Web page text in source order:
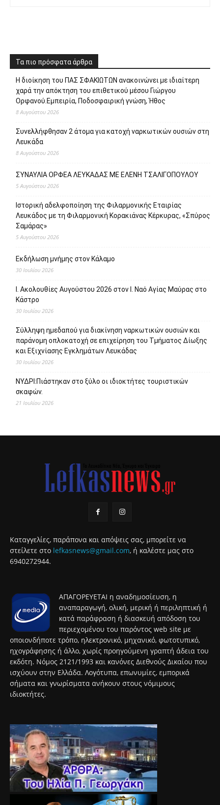
Τα πιο πρόσφατα άρθρα
Η διοίκηση του ΠΑΣ ΣΦΑΚΙΩΤΩΝ ανακοινώνει με ιδιαίτερη
χαρά την απόκτηση του επιθετικού μέσου Γιώργου
Ορφανού.Εμπειρία, Ποδοσφαιρική γνώση, Ήθος
8 Αυγούστου 2026
Συνελλήφθησαν 2 άτομα για κατοχή ναρκωτικών ουσιών στη
Λευκάδα
8 Αυγούστου 2026
ΣΥΝΑΥΛΙΑ ΟΡΦΕΑ ΛΕΥΚΑΔΑΣ ΜΕ ΕΛΕΝΗ ΤΣΑΛΙΓΟΠΟΥΛΟΥ
5 Αυγούστου 2026
Ιστορική αδελφοποίηση της Φιλαρμονικής Εταιρίας
Λευκάδος με τη Φιλαρμονική Κορακιάνας Κέρκυρας, «Σπύρος
Σαμάρας»
5 Αυγούστου 2026
Εκδήλωση μνήμης στον Κάλαμο
30 Ιουλίου 2026
Ι. Ακολουθίες Αυγούστου 2026 στον Ι. Ναό Αγίας Μαύρας στο
Κάστρο
30 Ιουλίου 2026
Σύλληψη ημεδαπού για διακίνηση ναρκωτικών ουσιών και
παράνομη οπλοκατοχή σε επιχείρηση του Τμήματος Δίωξης
και Εξιχνίασης Εγκλημάτων Λευκάδας
30 Ιουλίου 2026
ΝΥΔΡΙ:Πιάστηκαν στο ξύλο οι ιδιοκτήτες τουριστικών
σκαφών.
21 Ιουλίου 2026
Καταγγελίες, παράπονα και απόψεις σας, μπορείτε να
στείλετε στο lefkasnews@gmail.com, ή καλέστε μας στο
6940272944.
ΑΠΑΓΟΡΕΥΕΤΑΙ η αναδημοσίευση, η
αναπαραγωγή, ολική, μερική ή περιληπτική ή
κατά παράφραση ή διασκευή απόδοση του
περιεχομένου του παρόντος web site με
οποιονδήποτε τρόπο, ηλεκτρονικό, μηχανικό, φωτοτυπικό,
ηχογράφησης ή άλλο, χωρίς προηγούμενη γραπτή άδεια του
εκδότη. Νόμος 2121/1993 και κανόνες Διεθνούς Δικαίου που
ισχύουν στην Ελλάδα. Λογότυπα, επωνυμίες, εμπορικά
σήματα και γνωρίσματα ανήκουν στους νόμιμους
ιδιοκτήτες.